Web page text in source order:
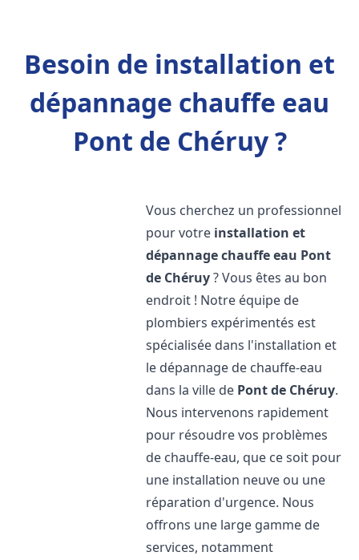
Besoin de installation et
dépannage chauffe eau
Pont de Chéruy ?
Vous cherchez un professionnel
pour votre installation et
dépannage chauffe eau Pont
de Chéruy? Vous êtes au bon
endroit ! Notre équipe de
plombiers expérimentés est
spécialisée dans l'installation et
le dépannage de chauffe-eau
dans la ville de Pont de Chéruy.
Nous intervenons rapidement
pour résoudre vos problèmes
de chauffe-eau, que ce soit pour
une installation neuve ou une
réparation d'urgence. Nous
offrons une large gamme de
services, notamment